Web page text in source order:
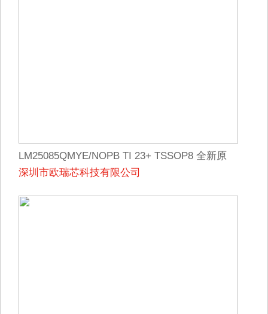
LM25085QMYE/NOPB TI 23+ TSSOP8 全新原
装，支持实单！
深圳市欧瑞芯科技有限公司